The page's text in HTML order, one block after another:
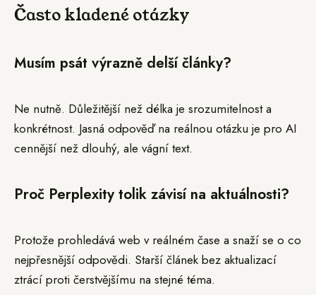
Často kladené otázky
Musím psát výrazně delší články?
Ne nutně. Důležitější než délka je srozumitelnost a
konkrétnost. Jasná odpověď na reálnou otázku je pro AI
cennější než dlouhý, ale vágní text.
Proč Perplexity tolik závisí na aktuálnosti?
Protože prohledává web v reálném čase a snaží se o co
nejpřesnější odpovědi. Starší článek bez aktualizací
ztrácí proti čerstvějšímu na stejné téma.